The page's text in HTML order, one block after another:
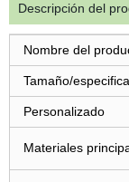
Descripción del
Nombre del
Tamaño/
Personalizado
Materiales